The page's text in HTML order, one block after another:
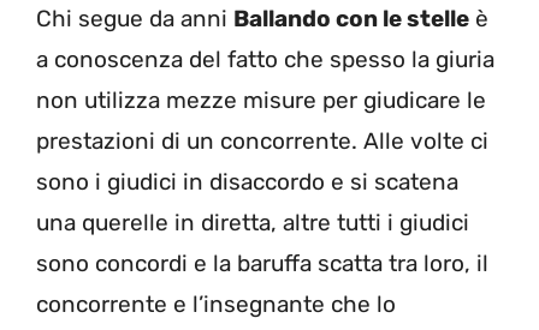
Chi segue da anni Ballando con le stelle è
a conoscenza del fatto che spesso la giuria
non utilizza mezze misure per giudicare le
prestazioni di un concorrente. Alle volte ci
sono i giudici in disaccordo e si scatena
una querelle in diretta, altre tutti i giudici
sono concordi e la baruffa scatta tra loro, il
concorrente e l’insegnante che lo